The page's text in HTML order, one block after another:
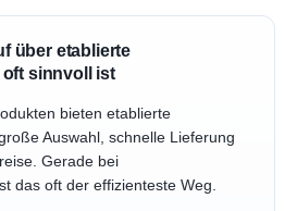
über etablierte
sinnvoll ist
bieten etablierte
Auswahl, schnelle Lieferung
Gerade bei
das oft der effizienteste Weg.